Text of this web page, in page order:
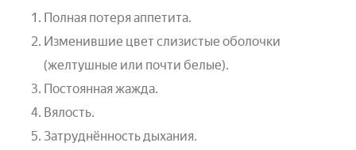
Полная потеря аппетита.
Изменившие цвет слизистые оболочки
(желтушные или почти белые).
Постоянная жажда.
Вялость.
Затруднённость дыхания.